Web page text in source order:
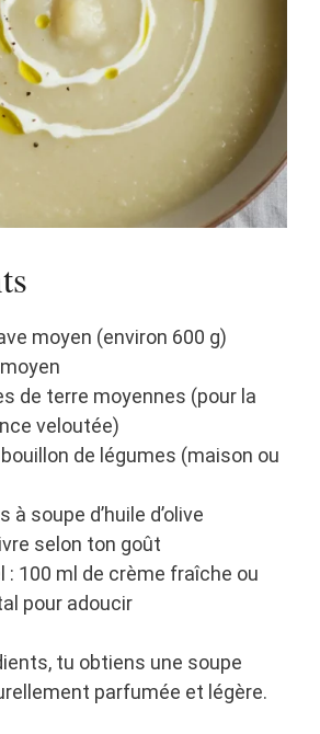
moyen (environ 600 g)
de terre moyennes (pour la
veloutée)
de légumes (maison ou
à soupe d’huile d’olive
selon ton goût
: 100 ml de crème fraîche ou
pour adoucir
tu obtiens une soupe
parfumée et légère.